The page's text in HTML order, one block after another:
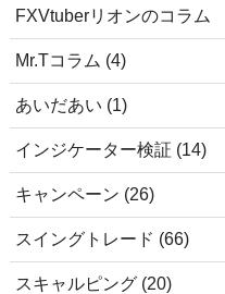
FXVtuberリオンのコラム
Mr.Tコラム (4)
あいだあい (1)
インジケーター検証 (14)
キャンペーン (26)
スイングトレード (66)
スキャルピング (20)